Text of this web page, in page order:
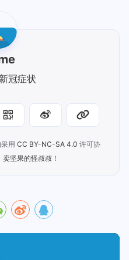
新冠症状
用 CC BY-NC-SA 4.0 许可协
卖坚果的怪叔叔 ！